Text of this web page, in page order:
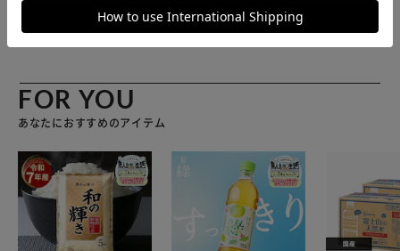
体験、練習できます。 【順目のラフからのショット】 ボー
ルが浮いているなら、ティーアップをした感覚で気持ち良く
ショットできます。 ただし5cmのロングパイル人工芝なの
のダウンブローからフェアウェイウッドの払い打ちまで、自
分のショットを様々に確認してみてください。 【ラフに沈
んだボールのショット】 バンカーの目玉のように、深ラフ
に沈んだボール。 こうなると払いうちもウッドも不可能に
なります。 普段より番手を落としてダウンブローで脱出。
打ち込む角度や、飛距離の変化を確かめながらラフからのシ
ョットに慣れて行きましょう。 【逆目のラフからのショッ
ト】 マットの向きを反転すると、逆目ラフが出現。 逆目が
販売元(特定商取引法に基づく表記)：パターマット工房 アイ
リスプラザ店
FOR YOU
あなたにおすすめのアイテム